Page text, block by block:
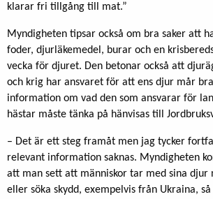
klarar fri tillgång till mat.”
Myndigheten tipsar också om bra saker att
foder, djurläkemedel, burar och en
vecka för djuret. Den betonar också att
och krig har ansvaret för att ens djur mår
information om vad den som ansvarar för
hästar måste tänka på hänvisas till
– Det är ett steg framåt men jag tycker
relevant information saknas. Myndigheten
att man sett att människor tar med sina djur
eller söka skydd, exempelvis från Ukraina,